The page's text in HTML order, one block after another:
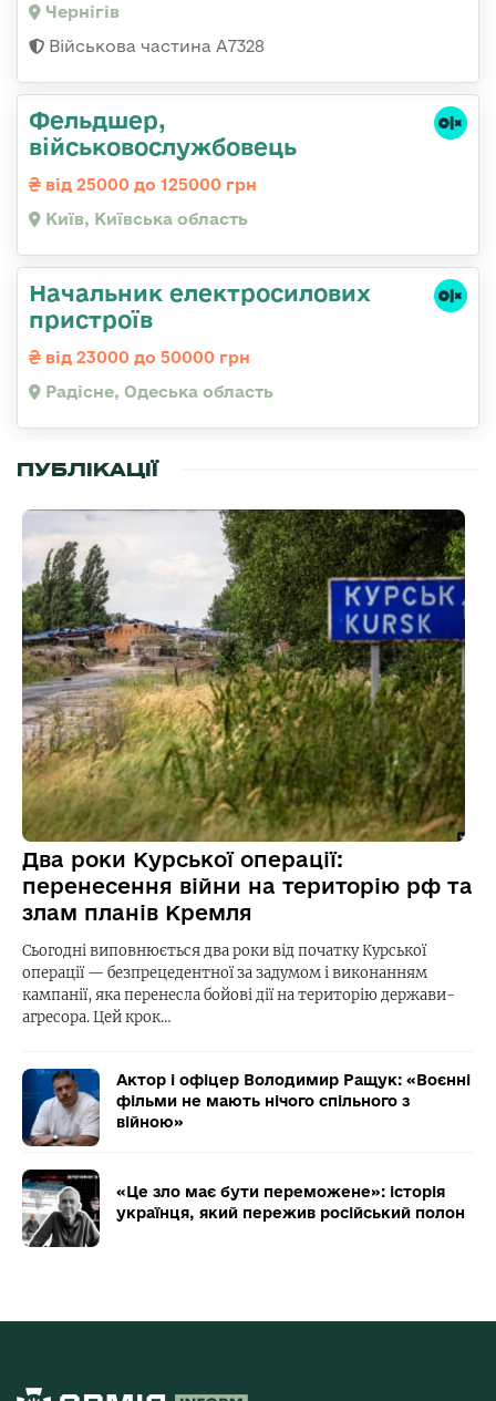
Чернігів
Військова частина А7328
Фельдшер,
військовослужбовець
від 25000 до 125000 грн
Київ, Київська область
Начальник електросилових
пристроїв
від 23000 до 50000 грн
Радісне, Одеська область
ПУБЛІКАЦІЇ
Два роки Курської операції:
перенесення війни на територію рф та
злам планів Кремля
Сьогодні виповнюється два роки від початку Курської
операції — безпрецедентної за задумом і виконанням
кампанії, яка перенесла бойові дії на територію держави-
агресора. Цей крок…
Актор і офіцер Володимир Ращук: «Воєнні
фільми не мають нічого спільного з
війною»
«Це зло має бути переможене»: історія
українця, який пережив російський полон